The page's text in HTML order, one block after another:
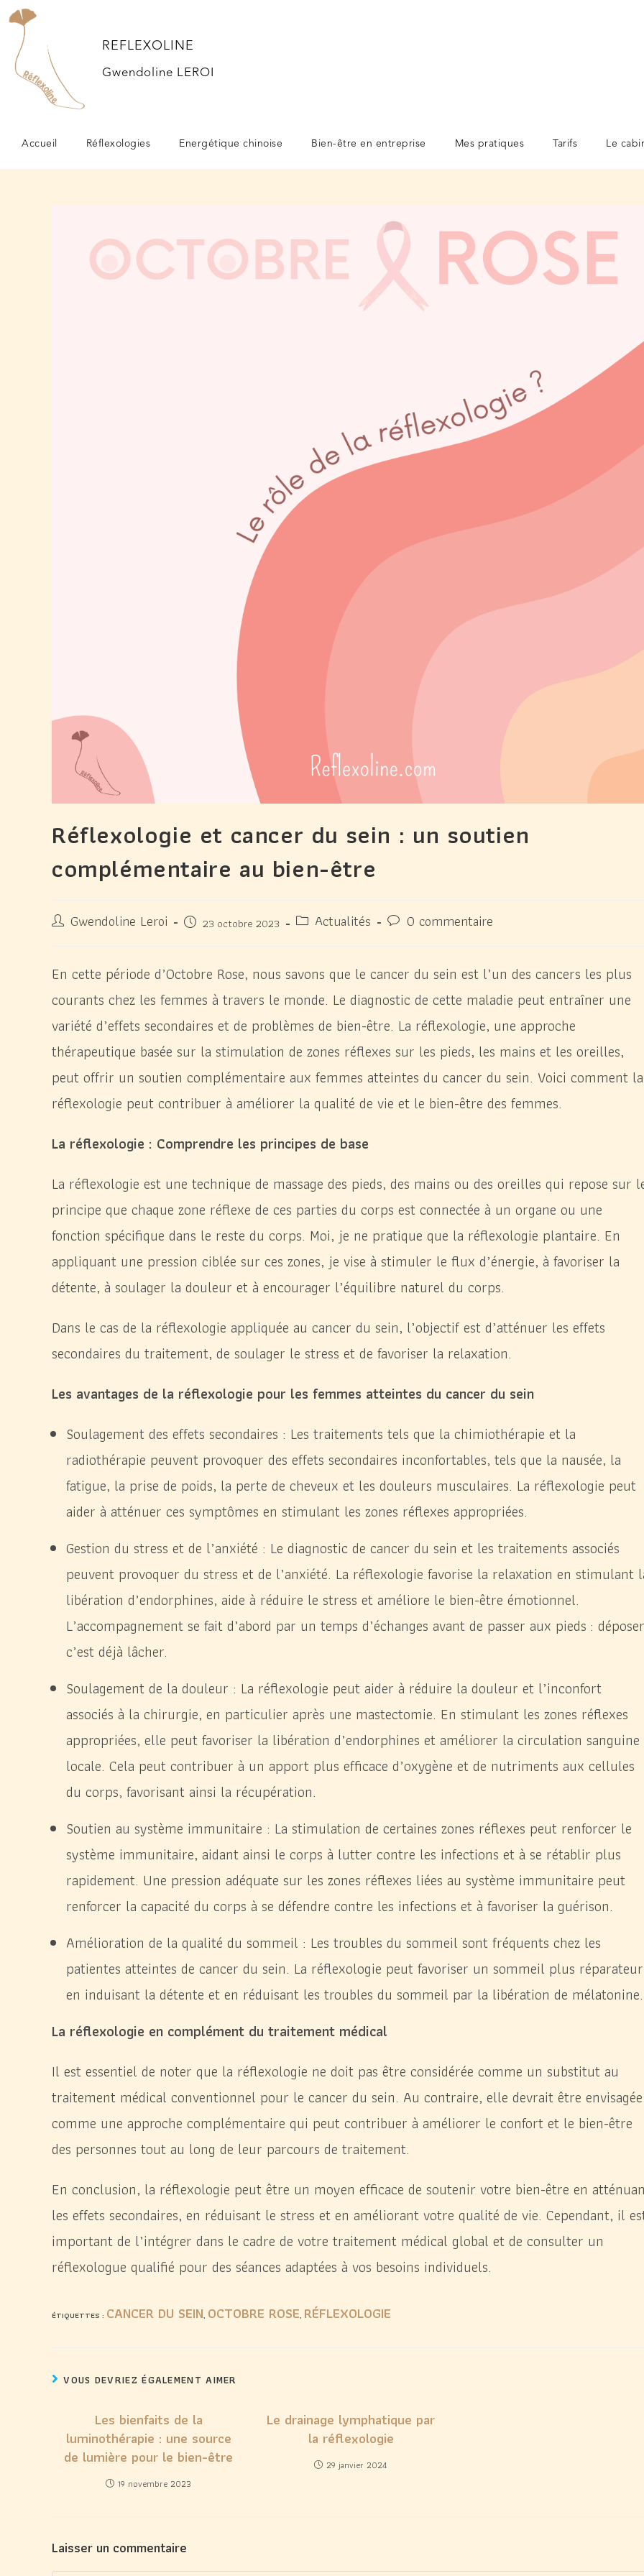
REFLEXOLINE
Gwendoline LEROI
Accueil Réflexologies Energétique chinoise Bien-être en entreprise Mes pratiques Tarifs Le
Réflexologie et cancer du sein : un soutien
complémentaire au bien-être
Gwendoline Leroi 23 octobre 2023 Actualités 0 commentaire
En cette période d’Octobre Rose, nous savons que le cancer du sein est l’un des cancers les plus
courants chez les femmes à travers le monde. Le diagnostic de cette maladie peut entraîner une
variété d’effets secondaires et de problèmes de bien-être. La réflexologie, une approche
thérapeutique basée sur la stimulation de zones réflexes sur les pieds, les mains et les oreilles,
peut offrir un soutien complémentaire aux femmes atteintes du cancer du sein. Voici comment la
réflexologie peut contribuer à améliorer la qualité de vie et le bien-être des femmes.
La réflexologie : Comprendre les principes de base
La réflexologie est une technique de massage des pieds, des mains ou des oreilles qui repose sur
principe que chaque zone réflexe de ces parties du corps est connectée à un organe ou une
fonction spécifique dans le reste du corps. Moi, je ne pratique que la réflexologie plantaire. En
appliquant une pression ciblée sur ces zones, je vise à stimuler le flux d’énergie, à favoriser la
détente, à soulager la douleur et à encourager l’équilibre naturel du corps.
Dans le cas de la réflexologie appliquée au cancer du sein, l’objectif est d’atténuer les effets
secondaires du traitement, de soulager le stress et de favoriser la relaxation.
Les avantages de la réflexologie pour les femmes atteintes du cancer du sein
Soulagement des effets secondaires : Les traitements tels que la chimiothérapie et la
radiothérapie peuvent provoquer des effets secondaires inconfortables, tels que la nausée, la
fatigue, la prise de poids, la perte de cheveux et les douleurs musculaires. La réflexologie peut
aider à atténuer ces symptômes en stimulant les zones réflexes appropriées.
Gestion du stress et de l’anxiété : Le diagnostic de cancer du sein et les traitements associés
peuvent provoquer du stress et de l’anxiété. La réflexologie favorise la relaxation en stimulant
libération d’endorphines, aide à réduire le stress et améliore le bien-être émotionnel.
L’accompagnement se fait d’abord par un temps d’échanges avant de passer aux pieds :
c’est déjà lâcher.
Soulagement de la douleur : La réflexologie peut aider à réduire la douleur et l’inconfort
associés à la chirurgie, en particulier après une mastectomie. En stimulant les zones réflexes
appropriées, elle peut favoriser la libération d’endorphines et améliorer la circulation sanguine
locale. Cela peut contribuer à un apport plus efficace d’oxygène et de nutriments aux cellules
du corps, favorisant ainsi la récupération.
Soutien au système immunitaire : La stimulation de certaines zones réflexes peut renforcer le
système immunitaire, aidant ainsi le corps à lutter contre les infections et à se rétablir plus
rapidement. Une pression adéquate sur les zones réflexes liées au système immunitaire peut
renforcer la capacité du corps à se défendre contre les infections et à favoriser la guérison.
Amélioration de la qualité du sommeil : Les troubles du sommeil sont fréquents chez les
patientes atteintes de cancer du sein. La réflexologie peut favoriser un sommeil plus réparateur
en induisant la détente et en réduisant les troubles du sommeil par la libération de mélatonine.
La réflexologie en complément du traitement médical
Il est essentiel de noter que la réflexologie ne doit pas être considérée comme un substitut au
traitement médical conventionnel pour le cancer du sein. Au contraire, elle devrait être envisagée
comme une approche complémentaire qui peut contribuer à améliorer le confort et le bien-être
des personnes tout au long de leur parcours de traitement.
En conclusion, la réflexologie peut être un moyen efficace de soutenir votre bien-être en
les effets secondaires, en réduisant le stress et en améliorant votre qualité de vie. Cependant, il
important de l’intégrer dans le cadre de votre traitement médical global et de consulter un
réflexologue qualifié pour des séances adaptées à vos besoins individuels.
ÉTIQUETTES : CANCER DU SEIN, OCTOBRE ROSE, RÉFLEXOLOGIE
VOUS DEVRIEZ ÉGALEMENT AIMER
Les bienfaits de la
luminothérapie : une source
de lumière pour le bien-être
19 novembre 2023
Le drainage lymphatique par
la réflexologie
29 janvier 2024
Laisser un commentaire